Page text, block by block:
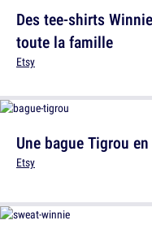
Des tee-shirts
toute la famille
Etsy
Une bague Tigrou
Etsy